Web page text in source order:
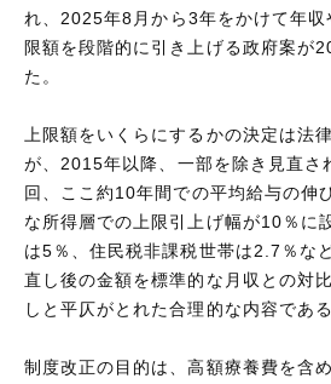
れ、2025年8月から3年をかけて年収
限額を段階的に引き上げる政府案が
た。
上限額をいくらにするかの決定は法
が、2015年以降、一部を除き見直さ
回、ここ約10年間での平均給与の伸
な所得層での上限引上げ幅が10％に
は5％、住民税非課税世帯は2.7％な
直し後の金額を標準的な月収との対
しと平仄がとれた合理的な内容である
制度改正の目的は、高額療養費を含